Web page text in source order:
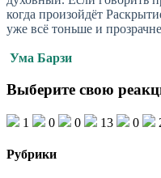
когда произойдёт
уже всё тоньше и
Ума Барзи
Выберите свою
1 0 0 13 0
Рубрики